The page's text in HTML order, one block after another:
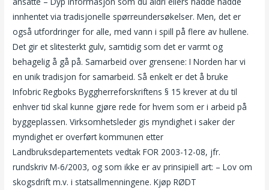
innhentet via tradisjonelle spørreundersøkelser. Men, det er
også utfordringer for alle, med vann i spill på flere av hullene.
Det gir et slitesterkt gulv, samtidig som det er varmt og
behagelig å gå på. Samarbeid over grensene: I Norden har vi
en unik tradisjon for samarbeid. Så enkelt er det å bruke
Infobric Regboks Byggherreforskriftens § 15 krever at du til
enhver tid skal kunne gjøre rede for hvem som er i arbeid på
byggeplassen. Virksomhetsleder gis myndighet i saker der
myndighet er overført kommunen etter
Landbruksdepartementets vedtak FOR 2003-12-08, jfr.
rundskriv M-6/2003, og som ikke er av prinsipiell art: – Lov om
skogsdrift m.v. i statsallmenningene. Kjøp RØDT